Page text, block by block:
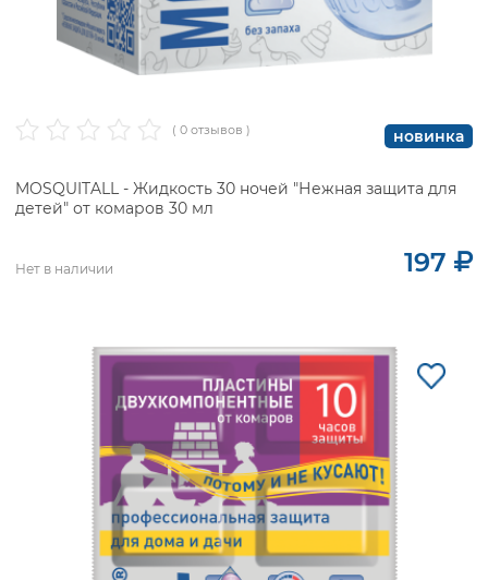
( 0 отзывов ) новинка
MOSQUITALL - Жидкость 30 ночей "Нежная защита для
детей" от комаров 30 мл
Нет в наличии 197